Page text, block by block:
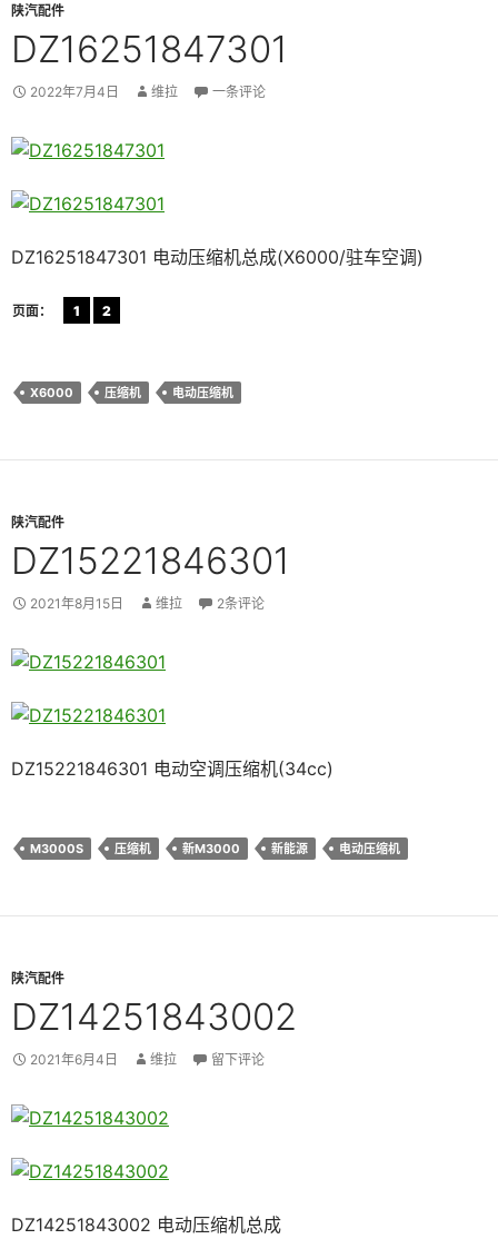
陕汽配件
DZ16251847301
2022年7月4日 维拉 一条评论
DZ16251847301 电动压缩机总成(X6000/驻车空调)
页面： 1 2
X6000 压缩机 电动压缩机
陕汽配件
DZ15221846301
2021年8月15日 维拉 2条评论
DZ15221846301 电动空调压缩机(34cc)
M3000S 压缩机 新M3000 新能源 电动压缩机
陕汽配件
DZ14251843002
2021年6月4日 维拉 留下评论
DZ14251843002 电动压缩机总成